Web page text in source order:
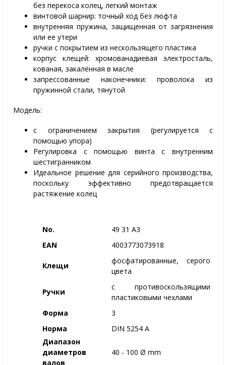
без перекоса колец, легкий монтаж
винтовой шарнир: точный ход без люфта
внутренняя пружина, защищенная от загрязнения
или ее утери
ручки с покрытием из нескользящего пластика
корпус клещей: хромованадиевая электросталь,
кованая, закалённая в масле
запрессованные наконечники: проволока из
пружинной стали, тянутой
Модель:
с ограничением закрытия (регулируется с
помощью упора)
Регулировка с помощью винта с внутренним
шестигранником
Идеальное решение для серийного производства,
поскольку эффективно предотвращается
растяжение колец
No.
49 31 A3
EAN
4003773073918
Клещи
фосфатированные, серого
цвета
Ручки
c противоскользящими
пластиковыми чехлами
Форма
3
Норма
DIN 5254 A
Диапазон
диаметров
валов
40 - 100 Ø mm